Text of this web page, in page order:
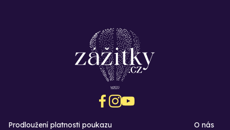
Prodloužení platnosti poukazu
O nás